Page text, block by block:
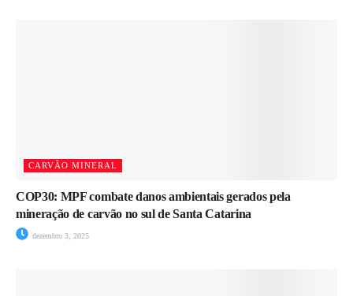
CARVÃO MINERAL
COP30: MPF combate danos ambientais gerados pela
mineração de carvão no sul de Santa Catarina
dezembro 3, 2025